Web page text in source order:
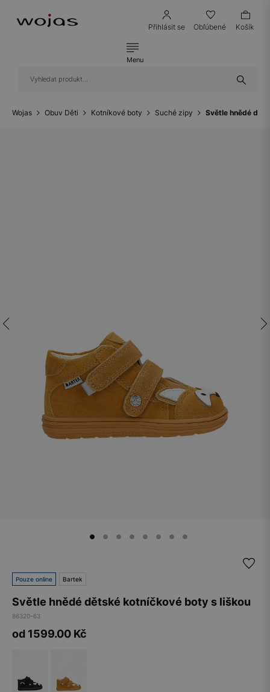
Přihlásit se Obľúbené Košík
Menu
Wojas Obuv Děti Kotníkové boty Suché zipy Světle hnědé
Pouze online Bartek
Světle hnědé dětské kotníčkové boty s liškou
86320-63
od 1599.00 Kč